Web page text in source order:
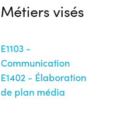
Métiers visés
E1103 -
Communication
E1402 - Élaboration
de plan média